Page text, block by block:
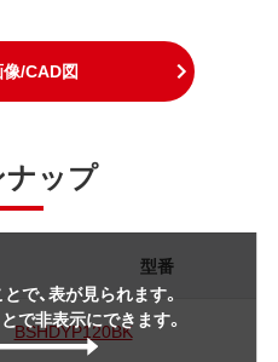
/CAD図
ップ
で、表が見られます。
で非表示にできます。
型番
BSHDYP120BK